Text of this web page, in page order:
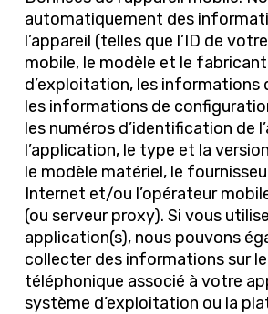
automatiquement des
l’appareil (telles que l’ID de
mobile, le modèle et le
d’exploitation, les informations
les informations de
les numéros d’identification de
l’application, le type et la
le modèle matériel, le
Internet et/ou l’opérateur
(ou serveur proxy). Si vous
application(s), nous pouvons
collecter des informations sur
téléphonique associé à votre
système d’exploitation ou la